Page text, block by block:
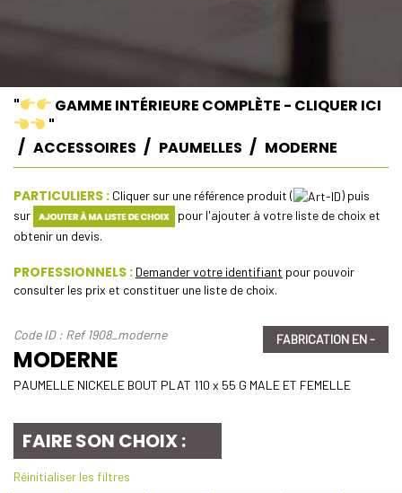
"
GAMME INTÉRIEURE COMPLÈTE - CLIQUER ICI
"
ACCESSOIRES
PAUMELLES MODERNE
PARTICULIERS : Cliquer sur une référence produit (
) puis
sur
pour l'ajouter à votre liste de choix et
obtenir un devis.
PROFESSIONNELS : Demander votre identifiant pour pouvoir
consulter les prix et constituer une liste de choix.
Code ID : Ref 1908_moderne
MODERNE
FABRICATION EN -
PAUMELLE NICKELE BOUT PLAT 110 x 55 G MALE ET FEMELLE
FAIRE SON CHOIX :
Réinitialiser les filtres